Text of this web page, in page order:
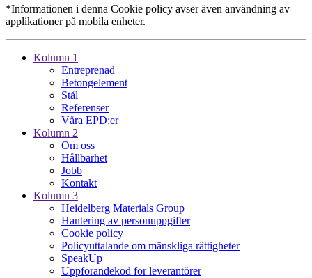
*Informationen i denna Cookie policy avser även användning av
applikationer på mobila enheter.
Kolumn 1
Entreprenad
Betongelement
Stål
Referenser
Våra EPD:er
Kolumn 2
Om oss
Hållbarhet
Jobb
Kontakt
Kolumn 3
Heidelberg Materials Group
Hantering av personuppgifter
Cookie policy
Policyuttalande om mänskliga rättigheter
SpeakUp
Uppförandekod för leverantörer